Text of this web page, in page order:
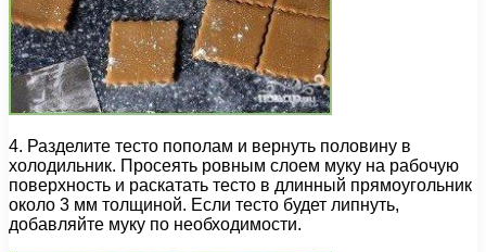
4. Разделите тесто пополам и вернуть половину в
холодильник. Просеять ровным слоем муку на рабочую
поверхность и раскатать тесто в длинный прямоугольник
около 3 мм толщиной. Если тесто будет липнуть,
добавляйте муку по необходимости.